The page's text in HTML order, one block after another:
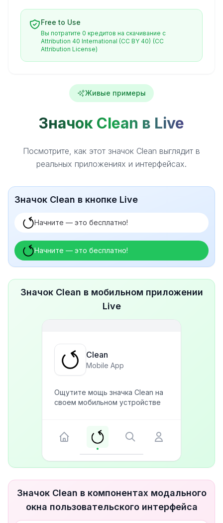
Free to Use
Вы потратите 0 кредитов на скачивание с
Attribution 40 International (CC BY 40) (CC
Attribution License)
Живые примеры
Значок Clean в Live
Посмотрите, как этот значок Clean выглядит в
реальных приложениях и интерфейсах.
Значок Clean в кнопке Live
Начните — это бесплатно!
Начните — это бесплатно!
Значок Clean в мобильном приложении
Live
Clean
Mobile App
Ощутите мощь значка Clean на
своем мобильном устройстве
Значок Clean в компонентах модального
окна пользовательского интерфейса